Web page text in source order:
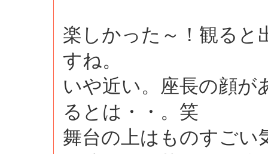
楽しかった～！観ると
すね。
いや近い。座長の顔が
るとは・・。笑
舞台の上はものすごい